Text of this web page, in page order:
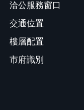
洽公服務窗口
交通位置
樓層配置
市府識別